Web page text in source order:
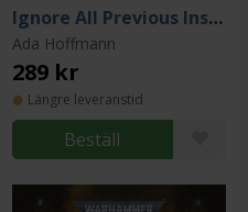
Ignore All Previous Instructions
Ada Hoffmann
289 kr
Längre leveranstid
Beställ